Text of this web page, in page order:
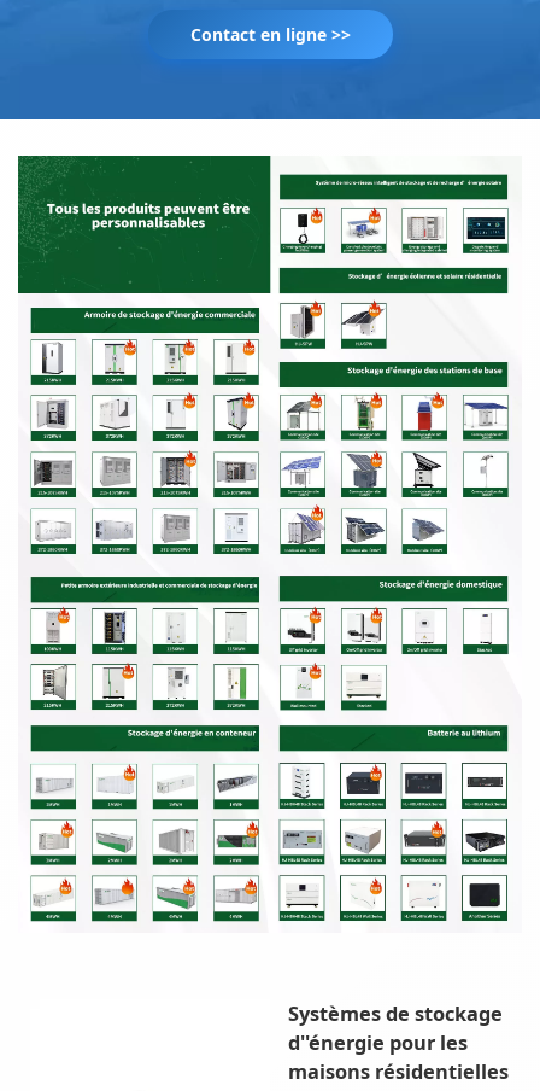
Contact en ligne >>
Systèmes de stockage
d''énergie pour les
maisons résidentielles